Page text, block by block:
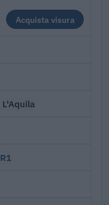
Acquista visura
L'Aquila